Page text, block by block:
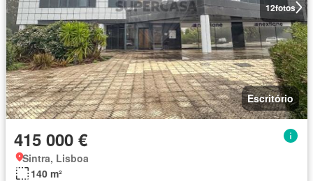
12fotos
Escritório
415 000 €
Sintra, Lisboa
140 m²